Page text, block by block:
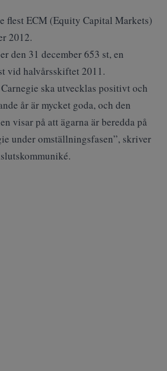
flest ECM (Equity Capital Markets)
2012.
den 31 december 653 st, en
vid halvårsskiftet 2011.
ska utvecklas positivt och
år är mycket goda, och den
visar på att ägarna är beredda på
under omställningsfasen”, skriver